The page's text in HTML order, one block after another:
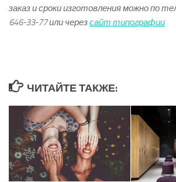
заказ и сроки изготовления можно по
646-33-77 или черезсайт типографии
ЧИТАЙТЕ ТАКЖЕ: